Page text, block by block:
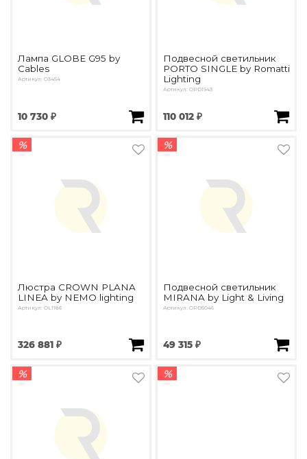
Лампа GLOBE G95 by
Cables
Артикул: O3454
10 730 ₽
Подвесной светильник
PORTO SINGLE by Romatti
Lighting
Артикул: OPD1943
110 012 ₽
%
Люстра CROWN PLANA
LINEA by NEMO lighting
Артикул: OL1186
326 881 ₽
%
Подвесной светильник
MIRANA by Light & Living
Артикул: OPD5046
49 315 ₽
% %